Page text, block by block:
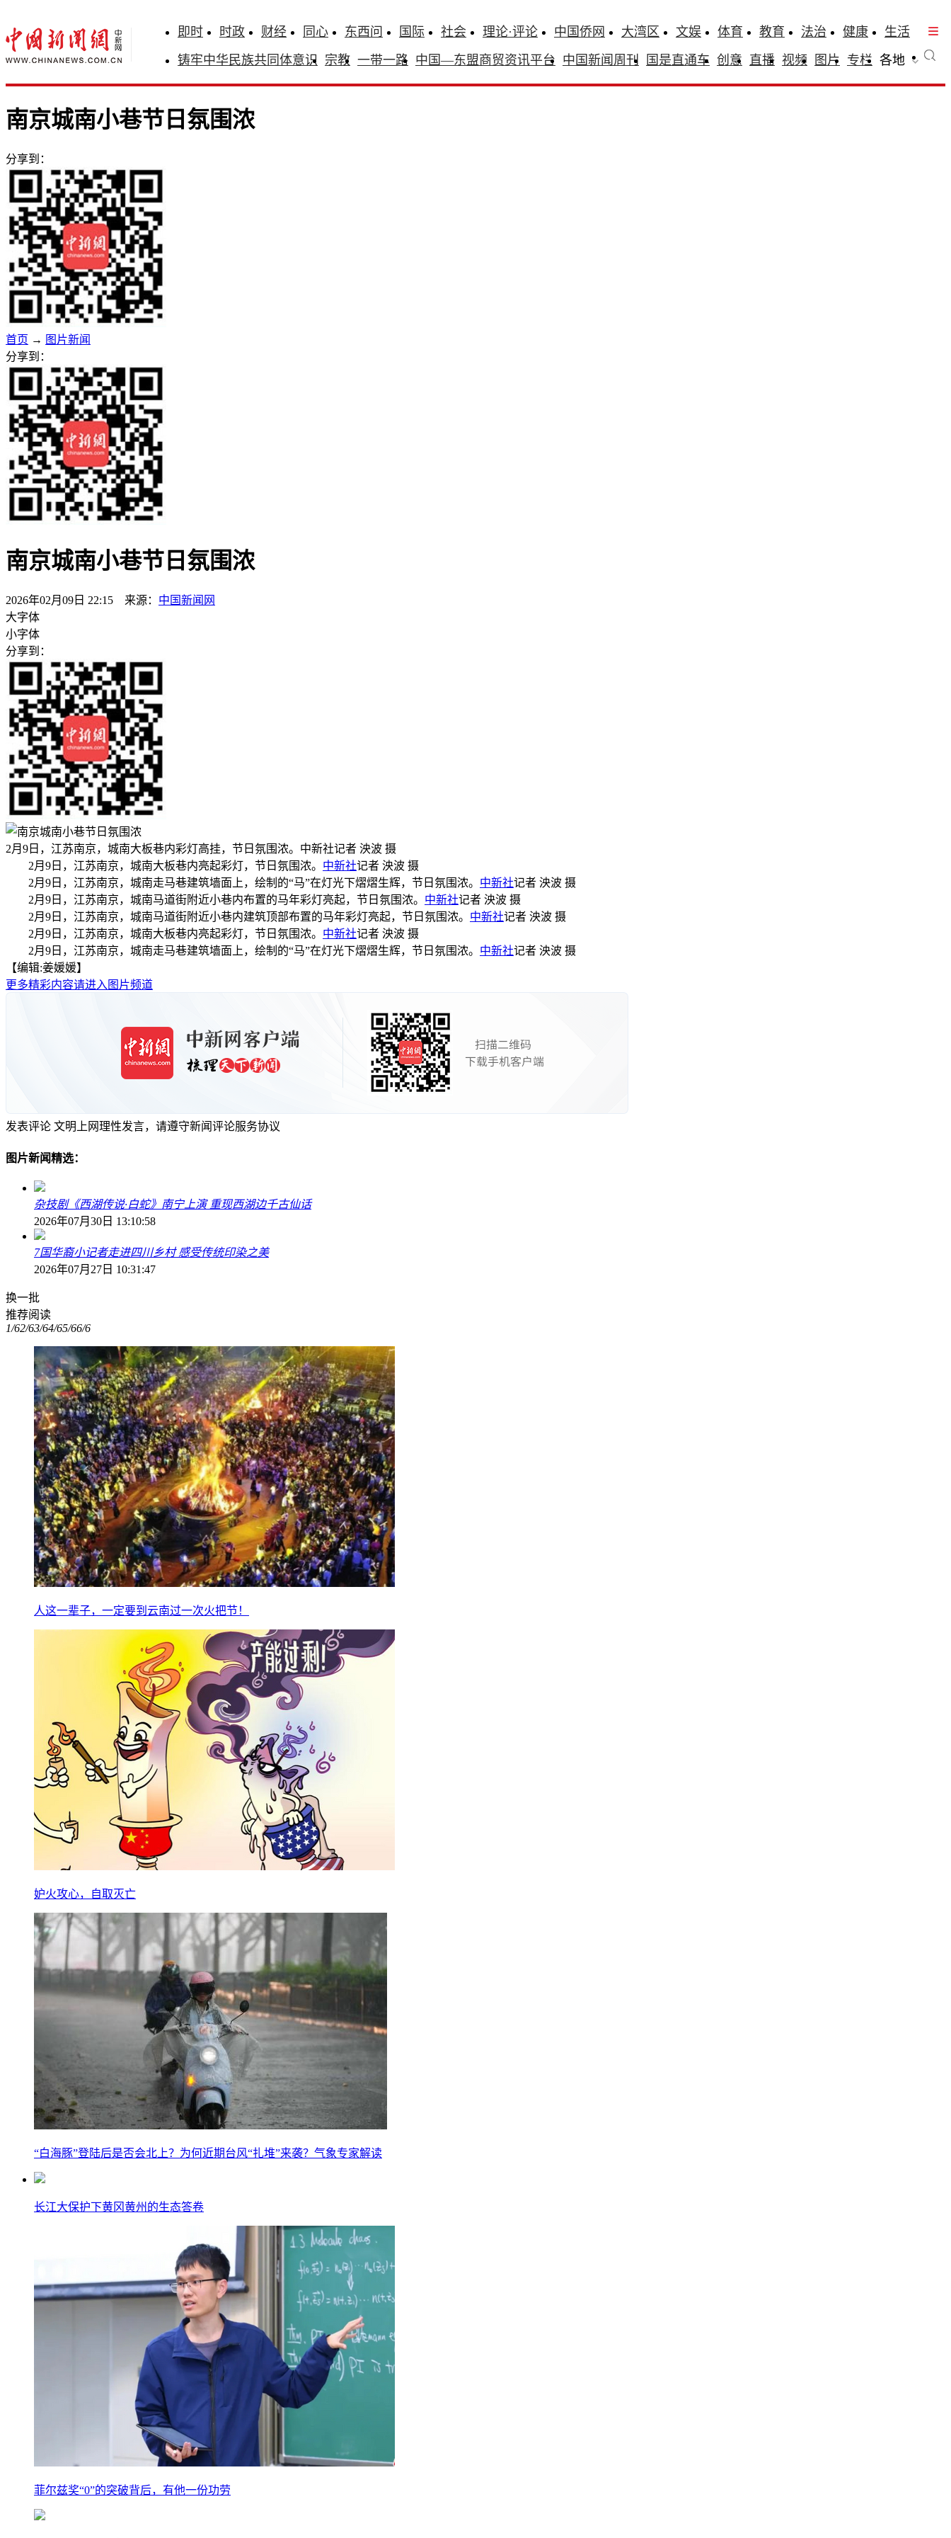
即时 时政 财经 同心 东西问 国际 社会 理论·评论 中国侨网 大湾区 文娱 体育 教育 法治 健康
生活
铸牢中华民族共同体意识 宗教 一带一路 中国—东盟商贸资讯平台 中国新闻周刊 国是直通车 创意 直播 视频 图片 专栏 各地
南京城南小巷节日氛围浓
分享到：
首页 → 图片新闻
分享到：
南京城南小巷节日氛围浓
2026年02月09日 22:15 来源： 中国新闻网
大字体
小字体
分享到：
2月9日，江苏南京，城南大板巷内彩灯高挂，节日氛围浓。中新社记者 泱波 摄
2月9日，江苏南京，城南大板巷内亮起彩灯，节日氛围浓。 中新社记者 泱波 摄
2月9日，江苏南京，城南走马巷建筑墙面上，绘制的“马”在灯光下熠熠生辉，节日氛围浓。 中新社记者 泱波 摄
2月9日，江苏南京，城南马道街附近小巷内布置的马年彩灯亮起，节日氛围浓。 中新社记者 泱波 摄
2月9日，江苏南京，城南马道街附近小巷内建筑顶部布置的马年彩灯亮起，节日氛围浓。 中新社记者 泱波 摄
2月9日，江苏南京，城南大板巷内亮起彩灯，节日氛围浓。 中新社记者 泱波 摄
2月9日，江苏南京，城南走马巷建筑墙面上，绘制的“马”在灯光下熠熠生辉，节日氛围浓。 中新社记者 泱波 摄
【编辑:姜媛媛】
更多精彩内容请进入图片频道
发表评论 文明上网理性发言，请遵守新闻评论服务协议
图片新闻精选：
杂技剧《西湖传说·白蛇》南宁上演 重现西湖边千古仙话
2026年07月30日 13:10:58
7国华裔小记者走进四川乡村 感受传统印染之美
2026年07月27日 10:31:47
换一批
推荐阅读
1/62/63/64/65/66/6
人这一辈子，一定要到云南过一次火把节！
妒火攻心，自取灭亡
“白海豚”登陆后是否会北上？为何近期台风“扎堆”来袭？气象专家解读
长江大保护下黄冈黄州的生态答卷
菲尔兹奖“0”的突破背后，有他一份功劳